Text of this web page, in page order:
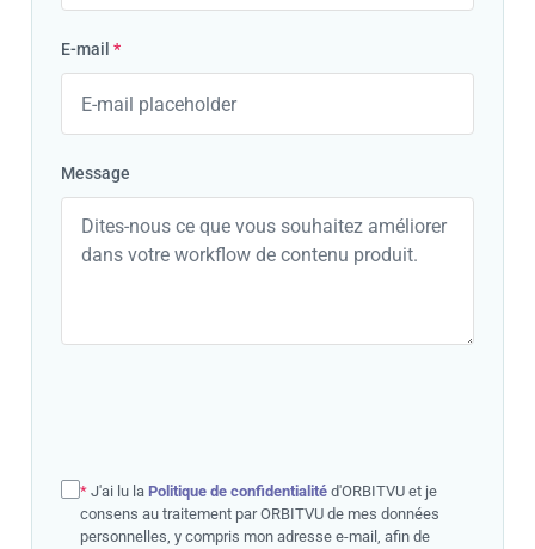
E-mail *
Message
* J'ai lu la Politique de confidentialité d'ORBITVU et je
consens au traitement par ORBITVU de mes données
personnelles, y compris mon adresse e-mail, afin de